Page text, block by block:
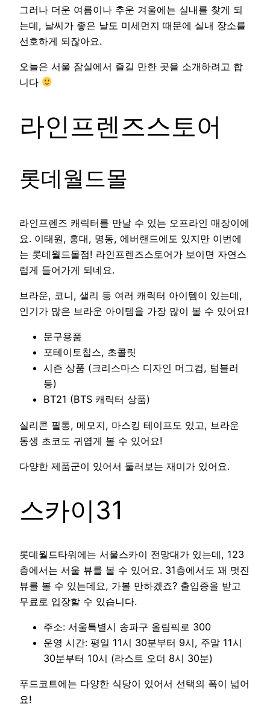
그러나 더운 여름이나 추운 겨울에는 실내를 찾게 되
는데, 날씨가 좋은 날도 미세먼지 때문에 실내 장소를
선호하게 되잖아요.
오늘은 서울 잠실에서 즐길 만한 곳을 소개하려고 합
니다
라인프렌즈스토어
롯데월드몰
라인프렌즈 캐릭터를 만날 수 있는 오프라인 매장이에
요. 이태원, 홍대, 명동, 에버랜드에도 있지만 이번에
는 롯데월드몰점! 라인프렌즈스토어가 보이면 자연스
럽게 들어가게 되네요.
브라운, 코니, 샐리 등 여러 캐릭터 아이템이 있는데,
인기가 많은 브라운 아이템을 가장 많이 볼 수 있어요!
문구용품
포테이토칩스, 초콜릿
시즌 상품 (크리스마스 디자인 머그컵, 텀블러
등)
BT21 (BTS 캐릭터 상품)
실리콘 필통, 메모지, 마스킹 테이프도 있고, 브라운
동생 초코도 귀엽게 볼 수 있어요!
다양한 제품군이 있어서 둘러보는 재미가 있어요.
스카이31
롯데월드타워에는 서울스카이 전망대가 있는데, 123
층에서는 서울 뷰를 볼 수 있어요. 31층에서도 꽤 멋진
뷰를 볼 수 있는데요, 가볼 만하겠죠? 출입증을 받고
무료로 입장할 수 있습니다.
주소: 서울특별시 송파구 올림픽로 300
운영 시간: 평일 11시 30분부터 9시, 주말 11시
30분부터 10시 (라스트 오더 8시 30분)
푸드코트에는 다양한 식당이 있어서 선택의 폭이 넓어
요!